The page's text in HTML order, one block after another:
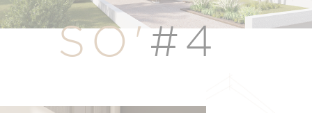
SO' #4